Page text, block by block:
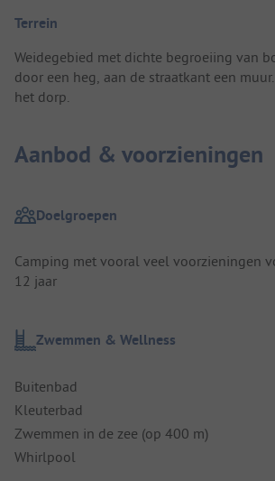
Terrein
Weidegebied met dichte begroeiing van
door een heg, aan de straatkant een
het dorp.
Aanbod & voorzieningen
Doelgroepen
Camping met vooral veel voorzieningen
12 jaar
Zwemmen & Wellness
Buitenbad
Kleuterbad
Zwemmen in de zee (op 400 m)
Whirlpool